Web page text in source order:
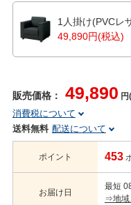
1人掛け(PVCレ
49,890円(税込)
販売価格： 49,890
消費税について
送料無料 配送について
ポイント 453
お届け日
最短
⇒地域